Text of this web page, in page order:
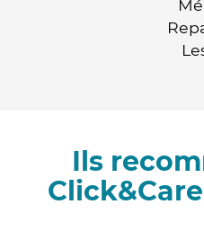
Ils